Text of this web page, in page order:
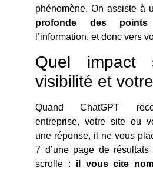
phénomène. On assiste à
profonde des points
l’information, et donc vers
Quel impact
visibilité et
Quand ChatGPT
entreprise, votre site ou
une réponse, il ne vous
7 d’une page de
scrolle : il vous cite